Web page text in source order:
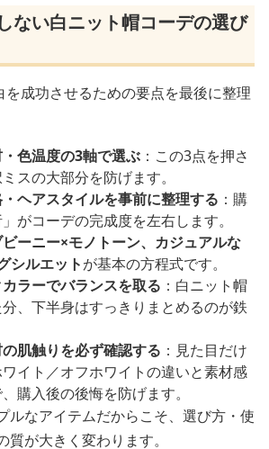
ない白ニット帽コーデの選び
を成功させるための要点を最後に整理
色温度の3軸で選ぶ ：この3点を押さ
スの大部分を防げます。
ヘアスタイルを事前に整理する ：購
がコーデの完成度を左右します。
ーニー×モノトーン、カジュアルな
シルエットが基本の方程式です。
ラーでバランスを取る ：白ニット帽
、下半身はすっきりまとめるのが鉄
肌触りを必ず確認する ：見た目だけ
イト／オフホワイトの違いと素材感
購入後の後悔を防げます。
ルなアイテムだからこそ、選び方・使
が大きく変わります。